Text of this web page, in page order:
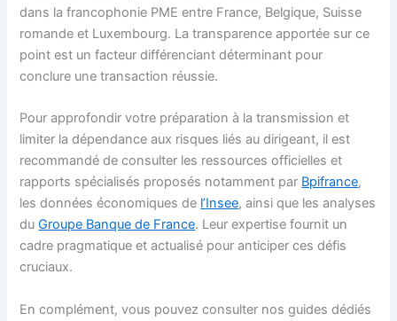
dans la francophonie PME entre France, Belgique, Suisse
romande et Luxembourg. La transparence apportée sur ce
point est un facteur différenciant déterminant pour
conclure une transaction réussie.
Pour approfondir votre préparation à la transmission et
limiter la dépendance aux risques liés au dirigeant, il est
recommandé de consulter les ressources officielles et
rapports spécialisés proposés notamment par Bpifrance,
les données économiques de l’Insee, ainsi que les analyses
duGroupe Banque de France. Leur expertise fournit un
cadre pragmatique et actualisé pour anticiper ces défis
cruciaux.
En complément, vous pouvez consulter nos guides dédiés